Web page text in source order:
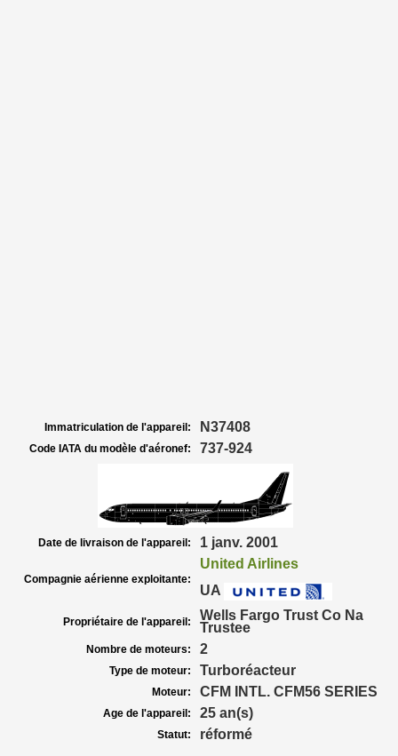
Immatriculation de l'appareil: N37408
Code IATA du modèle d'aéronef: 737-924
Date de livraison de l'appareil: 1 janv. 2001
Compagnie aérienne exploitante:
United Airlines
UA
Propriétaire de l'appareil:
Wells Fargo Trust Co Na
Trustee
Nombre de moteurs: 2
Type de moteur: Turboréacteur
Moteur: CFM INTL. CFM56 SERIES
Age de l'appareil: 25 an(s)
Statut: réformé